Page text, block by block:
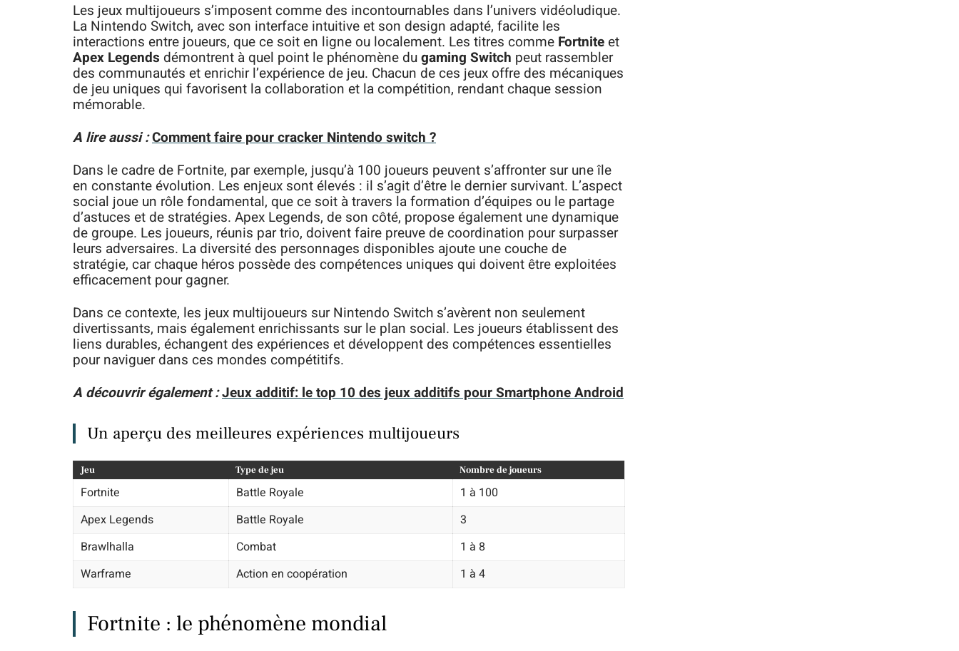
Les jeux multijoueurs s’imposent comme des incontournables dans l’univers vidéoludique.
La Nintendo Switch, avec son interface intuitive et son design adapté, facilite les
interactions entre joueurs, que ce soit en ligne ou localement. Les titres comme Fortniteet
Apex Legends démontrent à quel point le phénomène dugaming Switch peut rassembler
des communautés et enrichir l’expérience de jeu. Chacun de ces jeux offre des mécaniques
de jeu uniques qui favorisent la collaboration et la compétition, rendant chaque session
mémorable.
A lire aussi :Comment faire pour cracker Nintendo switch ?
Dans le cadre de Fortnite, par exemple, jusqu’à 100 joueurs peuvent s’affronter sur une île
en constante évolution. Les enjeux sont élevés : il s’agit d’être le dernier survivant. L’aspect
social joue un rôle fondamental, que ce soit à travers la formation d’équipes ou le partage
d’astuces et de stratégies. Apex Legends, de son côté, propose également une dynamique
de groupe. Les joueurs, réunis par trio, doivent faire preuve de coordination pour surpasser
leurs adversaires. La diversité des personnages disponibles ajoute une couche de
stratégie, car chaque héros possède des compétences uniques qui doivent être exploitées
efficacement pour gagner.
Dans ce contexte, les jeux multijoueurs sur Nintendo Switch s’avèrent non seulement
divertissants, mais également enrichissants sur le plan social. Les joueurs établissent des
liens durables, échangent des expériences et développent des compétences essentielles
pour naviguer dans ces mondes compétitifs.
A découvrir également :Jeux additif: le top 10 des jeux additifs pour Smartphone Android
Un aperçu des meilleures expériences multijoueurs
Jeu Type de jeu Nombre de joueurs
Fortnite Battle Royale
1 à 100
Apex Legends
Battle Royale
3
Brawlhalla
Combat
1 à 8
Warframe
Action en coopération 1 à 4
Fortnite : le phénomène mondial